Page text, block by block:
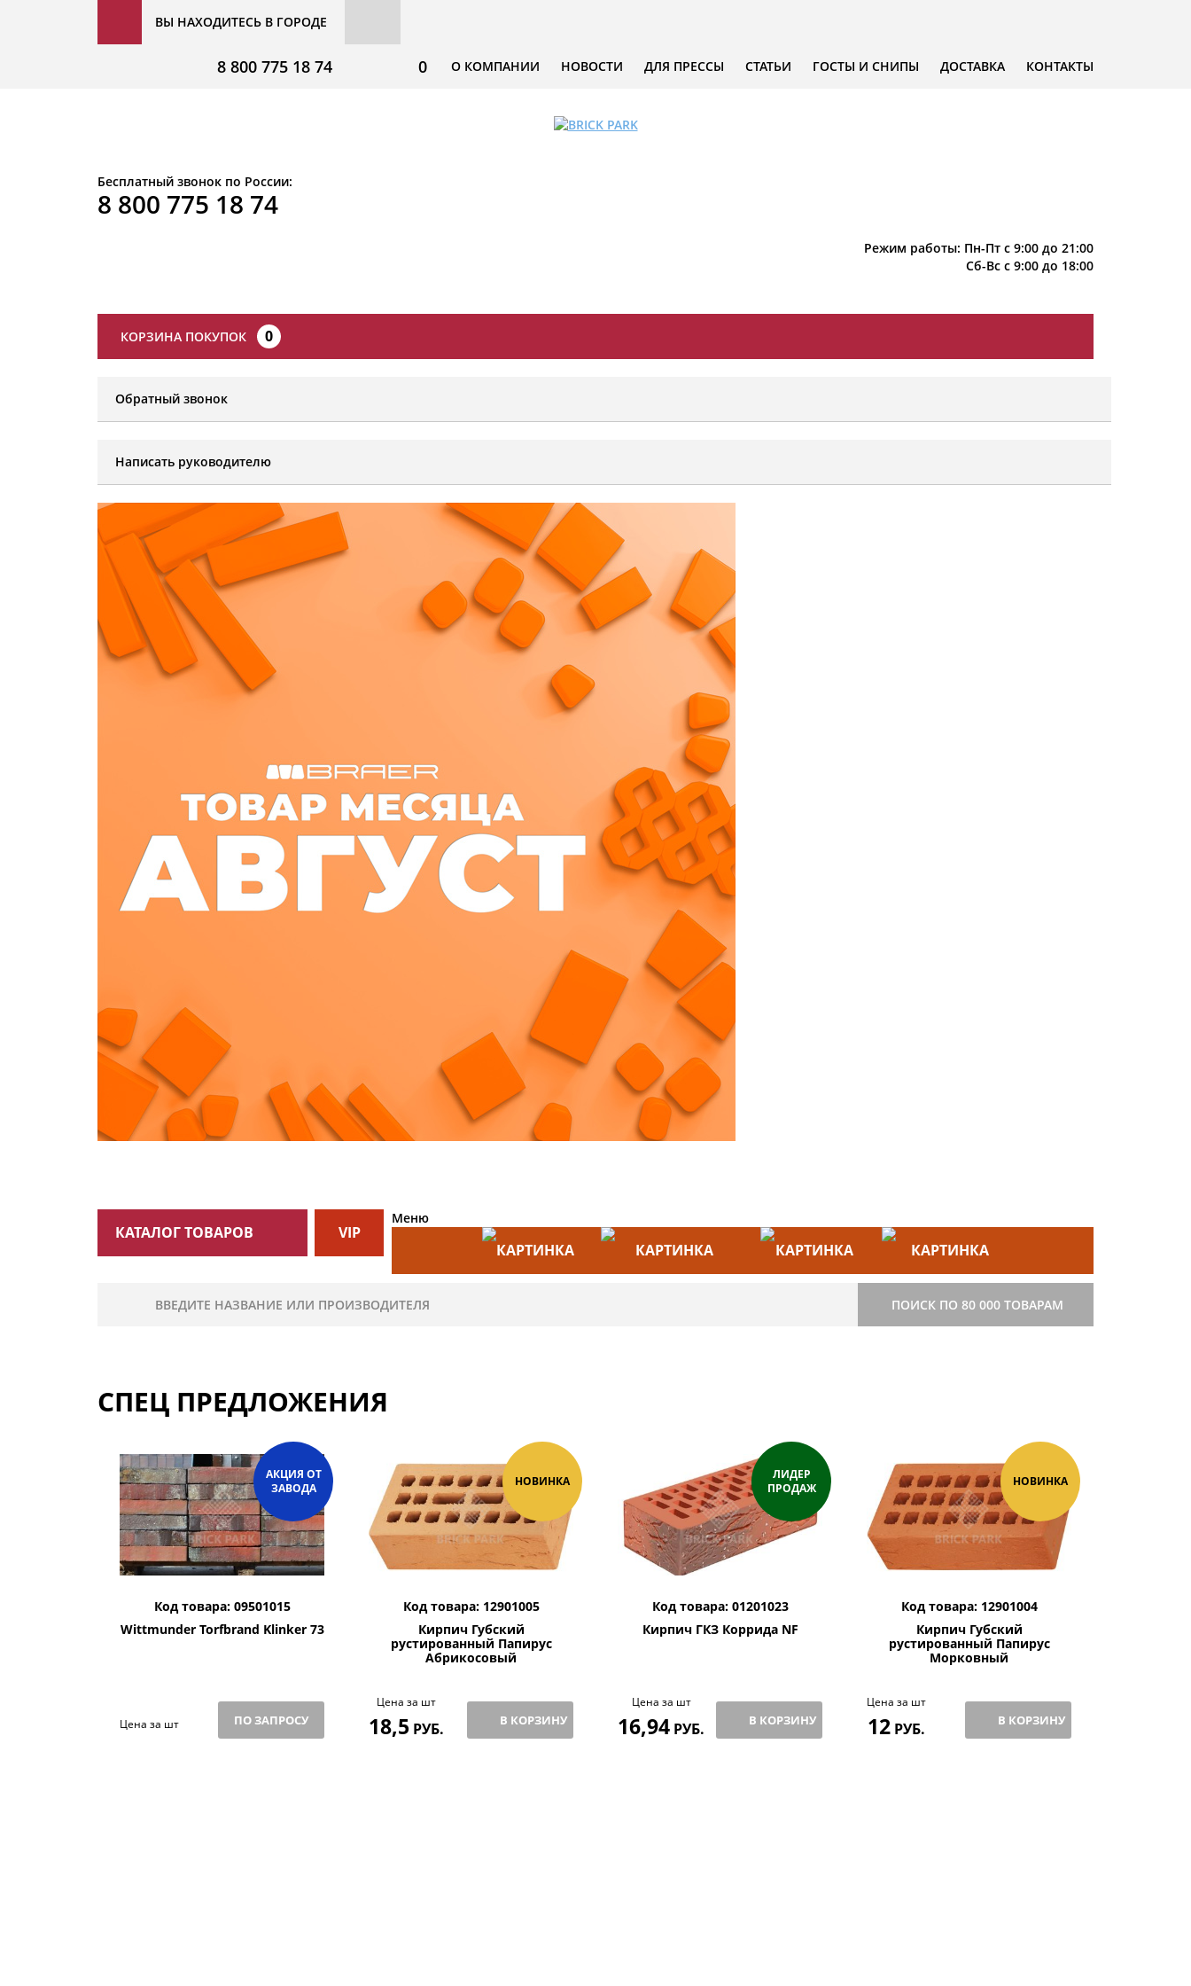
ВЫ НАХОДИТЕСЬ В ГОРОДЕ
О КОМПАНИИ НОВОСТИ ДЛЯ ПРЕССЫ СТАТЬИ ГОСТЫ И СНИПЫ ДОСТАВКА КОНТАКТЫ
0
8 800 775 18 74
Бесплатный звонок по России:
8 800 775 18 74
Режим работы: Пн-Пт с 9:00 до 21:00
Сб-Вс с 9:00 до 18:00
КОРЗИНА ПОКУПОК 0
Обратный звонок
Написать руководителю
КАТАЛОГ ТОВАРОВ VIP
Меню
СТРОИТЕЛЬСТВО
ПОИСК ПО 80 000 ТОВАРАМ
СПЕЦ ПРЕДЛОЖЕНИЯ
АКЦИЯ ОТ
ЗАВОДА
Код товара: 09501015
Wittmunder Torfbrand Klinker 73
Цена за шт ПО ЗАПРОСУ
НОВИНКА
Код товара: 12901005
Кирпич Губский
рустированный Папирус
Абрикосовый
Цена за шт
18,5 РУБ. В КОРЗИНУ
ЛИДЕР
ПРОДАЖ
Код товара: 01201023
Кирпич ГКЗ Коррида NF
Цена за шт
16,94 РУБ. В КОРЗИНУ
НОВИНКА
Код товара: 12901004
Кирпич Губский
рустированный Папирус
Морковный
Цена за шт
12 РУБ. В КОРЗИНУ